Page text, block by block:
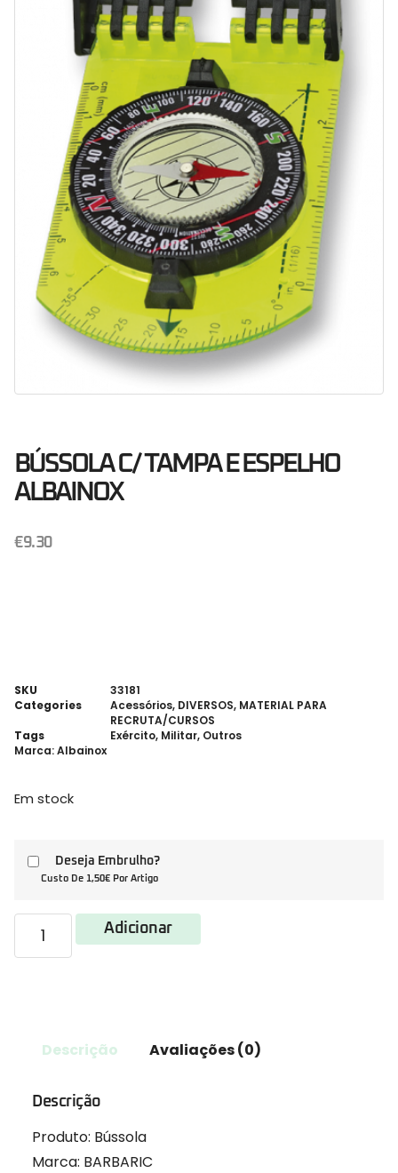
BÚSSOLA C/ TAMPA E ESPELHO
ALBAINOX
€9.30
SKU
33181
Categories
Acessórios, DIVERSOS, MATERIAL PARA
RECRUTA/CURSOS
Tags
Exército, Militar, Outros
Marca:Albainox
Em stock
Deseja Embrulho?
Custo De 1,50€ Por Artigo
Adicionar
Descrição Avaliações (0)
Descrição
Produto: Bússola
Marca: BARBARIC